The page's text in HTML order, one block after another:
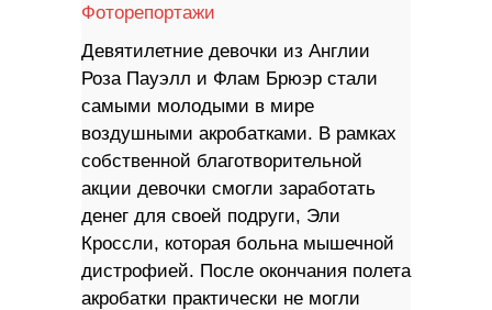
Фоторепортажи
Девятилетние девочки из Англии
Роза Пауэлл и Флам Брюэр стали
самыми молодыми в мире
воздушными акробатками. В рамках
собственной благотворительной
акции девочки смогли заработать
денег для своей подруги, Эли
Кроссли, которая больна мышечной
дистрофией. После окончания полета
акробатки практически не могли